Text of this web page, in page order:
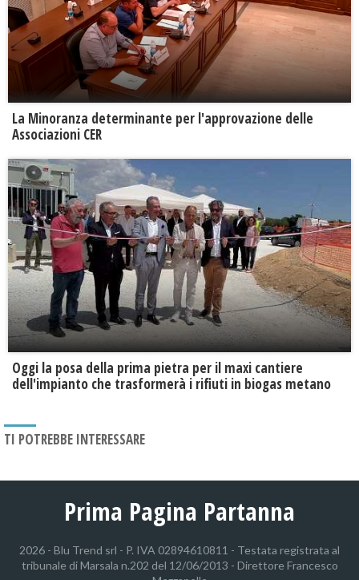
La Minoranza determinante per l'approvazione delle
Associazioni CER
Oggi la posa della prima pietra per il maxi cantiere
dell'impianto che trasformerà i rifiuti in biogas metano
TI POTREBBE INTERESSARE
Prima Pagina Partanna
2026 - Blu Trend srl - P. IVA 02894610811 - Testata registrata al
tribunale di Marsala n.202 del 12/06/2013 - Direttore Francesco